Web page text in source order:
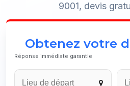
9001, devis
Obtenez votre
Réponse immédiate garantie